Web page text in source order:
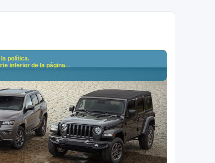
política.
inferior de la página. .